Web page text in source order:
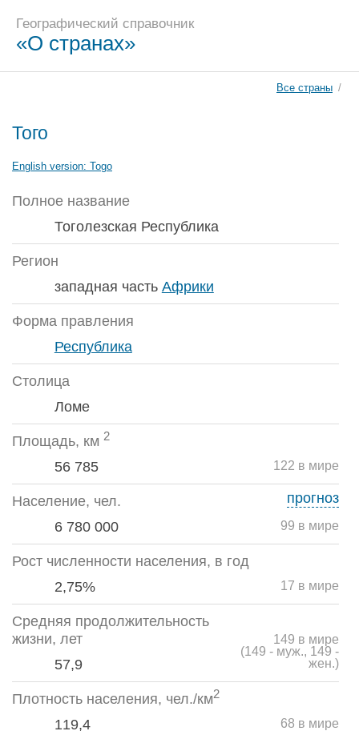
Географический справочник
«О странах»
Все страны /
Того
English version: Togo
Полное название
Тоголезская Республика
Регион
западная часть Африки
Форма правления
Республика
Столица
Ломе
Площадь, км 2
122 в мире
56 785
Население, чел.
99 в мире
6 780 000
прогноз
Рост численности населения, в год
17 в мире
2,75%
Средняя продолжительность
жизни, лет
57,9
149 в мире
(149 - муж., 149 -
жен.)
Плотность населения, чел./км2
68 в мире
119,4